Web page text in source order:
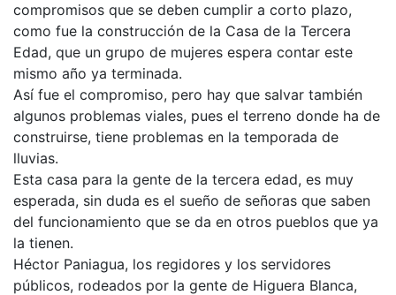
compromisos que se deben cumplir a corto plazo,
como fue la construcción de la Casa de la Tercera
Edad, que un grupo de mujeres espera contar este
mismo año ya terminada.
Así fue el compromiso, pero hay que salvar también
algunos problemas viales, pues el terreno donde ha de
construirse, tiene problemas en la temporada de
lluvias.
Esta casa para la gente de la tercera edad, es muy
esperada, sin duda es el sueño de señoras que saben
del funcionamiento que se da en otros pueblos que ya
la tienen.
Héctor Paniagua, los regidores y los servidores
públicos, rodeados por la gente de Higuera Blanca,